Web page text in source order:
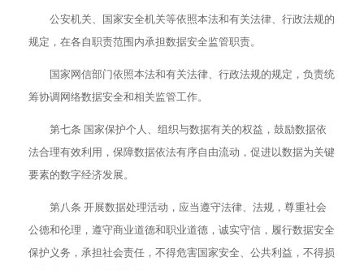
公安机关、国家安全机关等依照本法和有关法律、行政法规的
规定，在各自职责范围内承担数据安全监管职责。
国家网信部门依照本法和有关法律、行政法规的规定，负责统
筹协调网络数据安全和相关监管工作。
第七条 国家保护个人、组织与数据有关的权益，鼓励数据依
法合理有效利用，保障数据依法有序自由流动，促进以数据为关键
要素的数字经济发展。
第八条 开展数据处理活动，应当遵守法律、法规，尊重社会
公德和伦理，遵守商业道德和职业道德，诚实守信，履行数据安全
保护义务，承担社会责任，不得危害国家安全、公共利益，不得损